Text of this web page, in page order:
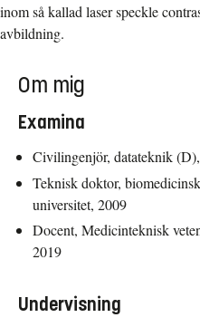
inom så kallad laser speckle
avbildning.
Om mig
Examina
Civilingenjör, datateknik
Teknisk doktor,
universitet, 2009
Docent, Medicinteknisk
2019
Undervisning